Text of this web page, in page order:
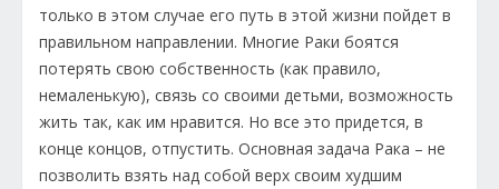
только в этом случае его путь в этой жизни пойдет в
правильном направлении. Многие Раки боятся
потерять свою собственность (как правило,
немаленькую), связь со своими детьми, возможность
жить так, как им нравится. Но все это придется, в
конце концов, отпустить. Основная задача Рака – не
позволить взять над собой верх своим худшим